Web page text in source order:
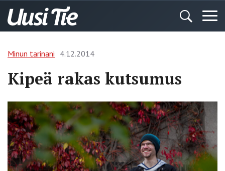
Minun tarinani 4.12.2014
Kipeä rakas kutsumus